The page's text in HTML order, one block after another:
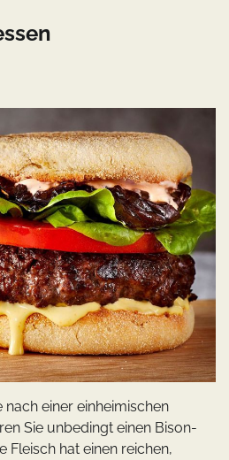
einer einheimischen
Sie unbedingt einen Bison-
Fleisch hat einen reichen,